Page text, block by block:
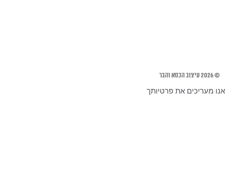
© 2026 עיצוב הכסא והבר
אנו מעריכים את פרטיותך